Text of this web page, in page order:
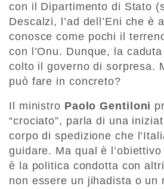
con il Dipartimento di Stato
Descalzi, l’ad dell’Eni che è
conosce come pochi il
con l’Onu. Dunque, la
colto il governo di sorpresa.
può fare in concreto?
Il ministro Paolo Gentiloni
“crociato”, parla di una
corpo di spedizione che
guidare. Ma qual è
è la politica condotta con
non essere un jihadista o un